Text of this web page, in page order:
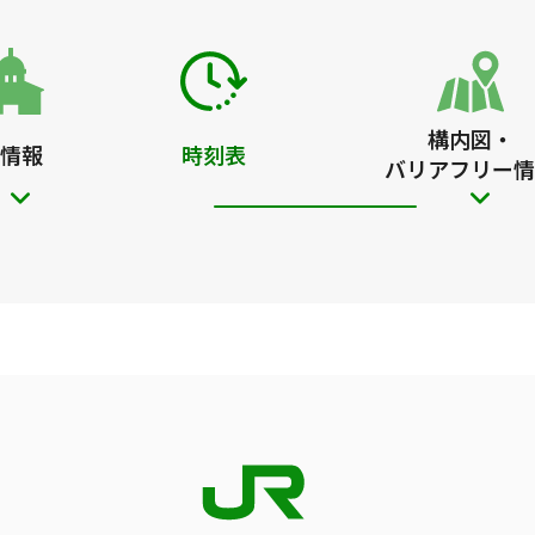
報 時刻表
構内図・
バリアフリー